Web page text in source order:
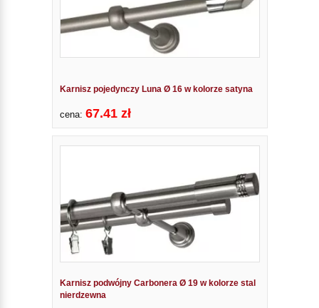
Karnisz pojedynczy Luna Ø 16 w kolorze satyna
cena: 67.41 zł
Karnisz podwójny Carbonera Ø 19 w kolorze stal
nierdzewna